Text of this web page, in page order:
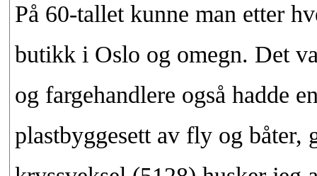
På 60-tallet kunne man etter
butikk i Oslo og omegn. Det
og fargehandlere også hadde
plastbyggesett av fly og